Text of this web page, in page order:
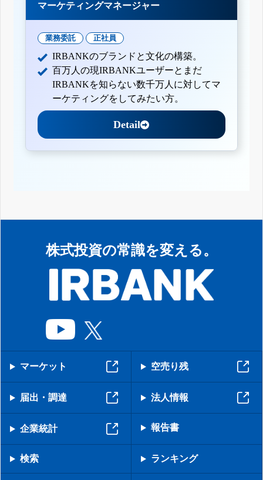
マーケティングマネージャー
業務委託 正社員
IRBANKのブランドと文化の構築。
百万人の現IRBANKユーザーとまだ
IRBANKを知らない数千万人に対してマ
ーケティングをしてみたい方。
Detail
株式投資の常識を変える。
マーケット 空売り残
届出・調達 法人情報
企業統計 報告書
検索 ランキング